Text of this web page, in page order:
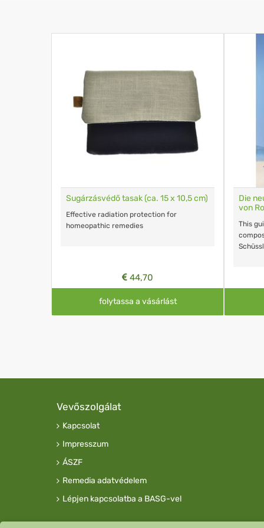
Sugárzásvédő tasak (ca. 15 x 10,5 cm)
Effective radiation protection for
homeopathic remedies
44,70
folytassa a vásárlást
Die
von
This
Vevőszolgálat
Kapcsolat
Impresszum
ÁSZF
Remedia adatvédelem
Lépjen kapcsolatba a BASG-vel